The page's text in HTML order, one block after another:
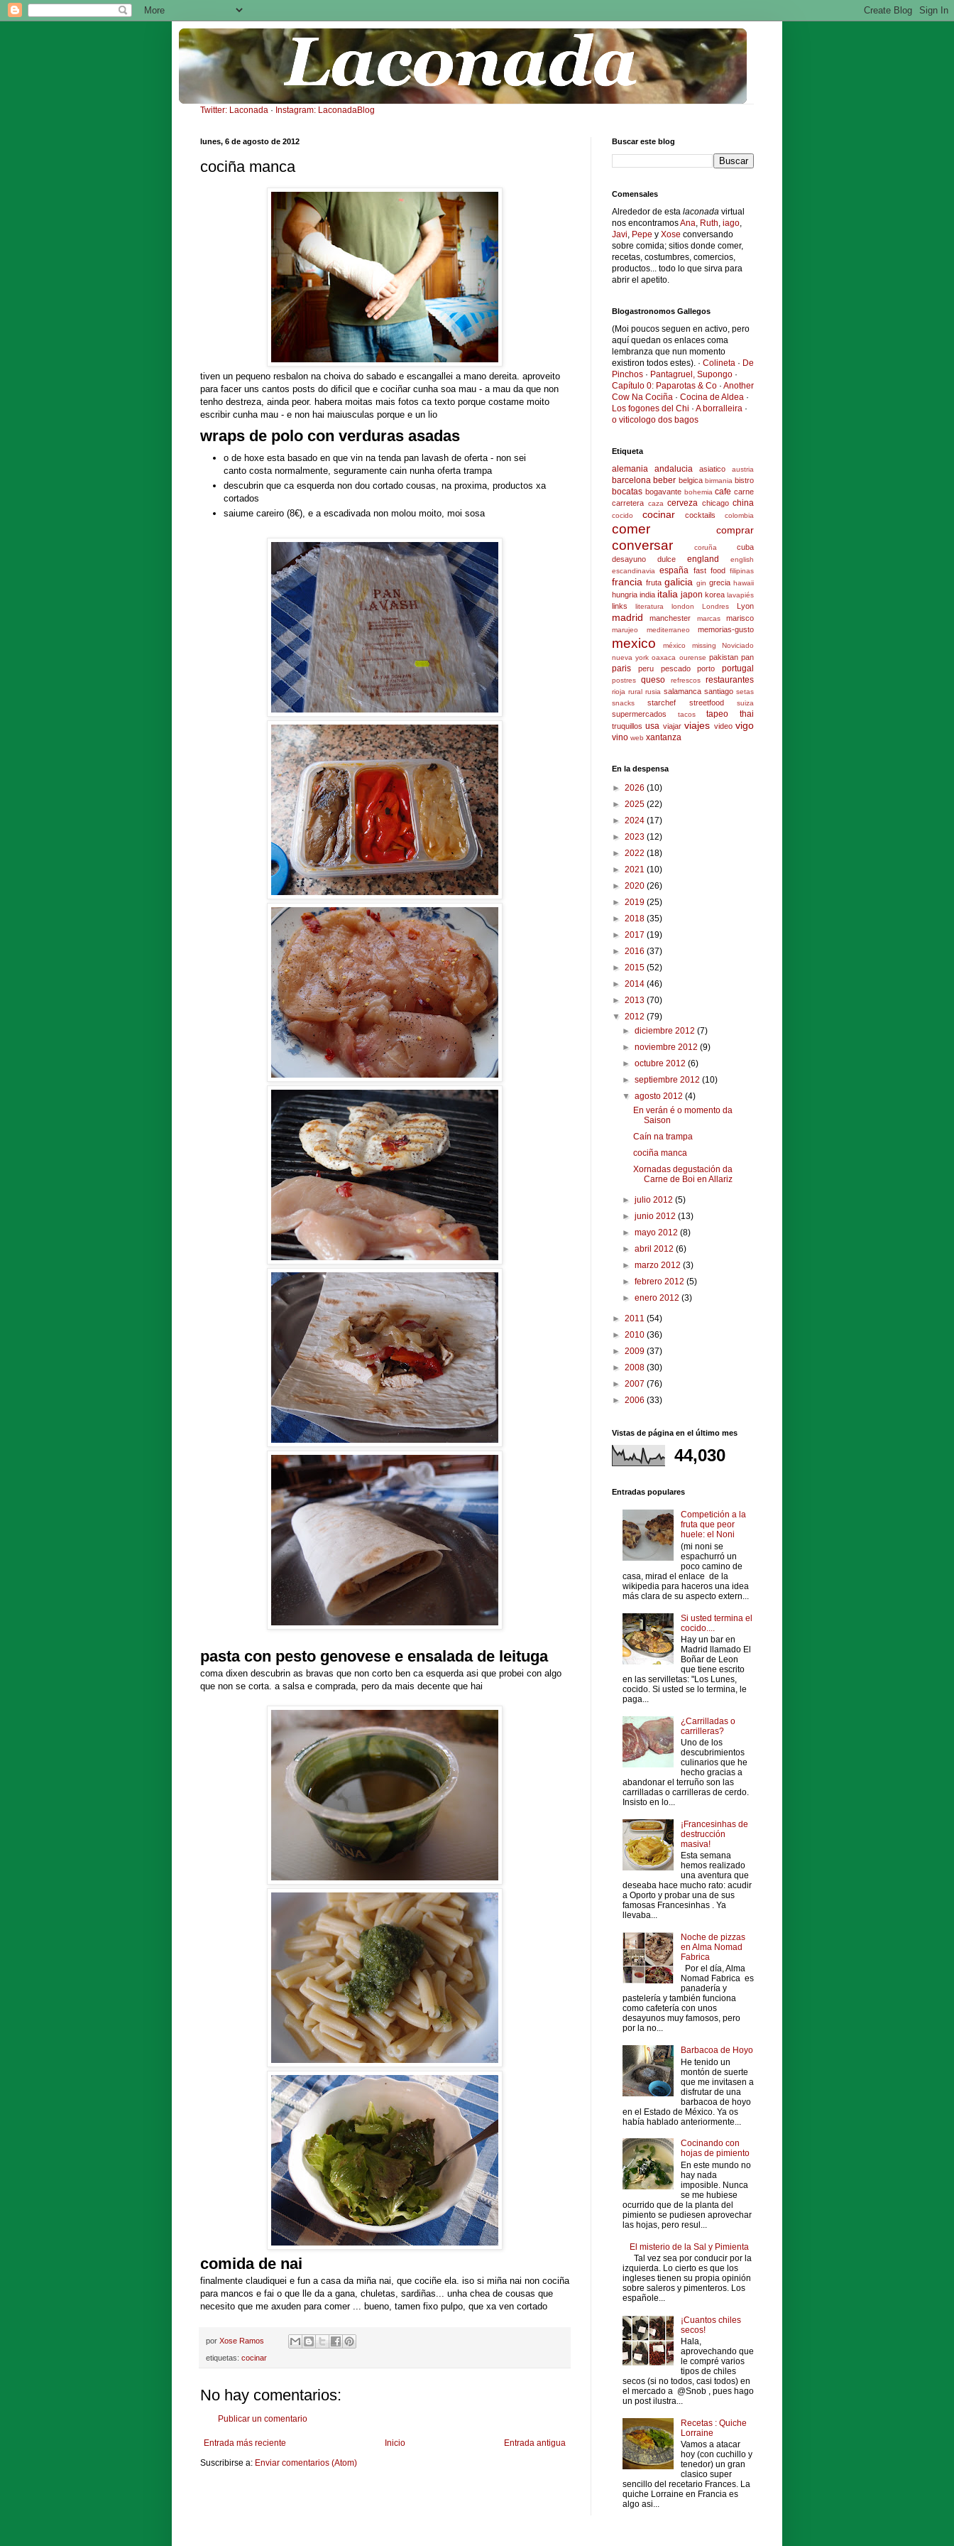
Twitter: Laconada · Instagram: LaconadaBlog
lunes, 6 de agosto de 2012
cociña manca
tiven un pequeno resbalon na choiva do sabado e escangallei a mano dereita. aproveito
para facer uns cantos posts do dificil que e cociñar cunha soa mau - a mau da que non
tenho destreza, ainda peor. habera moitas mais fotos ca texto porque costame moito
escribir cunha mau - e non hai maiusculas porque e un lio
wraps de polo con verduras asadas
o de hoxe esta basado en que vin na tenda pan lavash de oferta - non sei
canto costa normalmente, seguramente cain nunha oferta trampa
descubrin que ca esquerda non dou cortado cousas, na proxima, productos xa
cortados
saiume careiro (8€), e a escadivada non molou moito, moi sosa
pasta con pesto genovese e ensalada de leituga
coma dixen descubrin as bravas que non corto ben ca esquerda asi que probei con algo
que non se corta. a salsa e comprada, pero da mais decente que hai
comida de nai
finalmente claudiquei e fun a casa da miña nai, que cociñe ela. iso si miña nai non cociña
para mancos e fai o que lle da a gana, chuletas, sardiñas... unha chea de cousas que
necesito que me axuden para comer ... bueno, tamen fixo pulpo, que xa ven cortado
por Xose Ramos
etiquetas: cocinar
No hay comentarios:
Publicar un comentario
Entrada más reciente Entrada antigua
Inicio
Suscribirse a: Enviar comentarios (Atom)
Buscar este blog
Comensales
Alrededor de esta laconada virtual
nos encontramosAna, Ruth, iago,
Javi, Pepe y Xose conversando
sobre comida; sitios donde comer,
recetas, costumbres, comercios,
productos... todo lo que sirva para
abrir el apetito.
Blogastronomos Gallegos
(Moi poucos seguen en activo, pero
aquí quedan os enlaces coma
lembranza que nun momento
existiron todos estes). · Colineta · De
Pinchos · Pantagruel, Supongo ·
Capítulo 0: Paparotas & Co · Another
Cow Na Cociña · Cocina de Aldea ·
Los fogones del Chi · A borralleira ·
o viticologo dos bagos
Etiqueta
alemania andalucia asiatico austria
barcelona beber belgica birmania bistro
bocatas bogavante bohemia cafe carne
carretera caza cerveza chicago china
cocido cocinar cocktails colombia
comer comprar
conversar coruña
cuba
desayuno
dulce england
english
escandinavia
españa fast food filipinas
francia fruta galicia gin grecia hawaii
hungria india italia japon korea lavapiés
links literatura london Londres Lyon
madrid manchester marcas marisco
marujeo mediterraneo memorias-gusto
mexico méxico missing
Noviciado
nueva york oaxaca ourense pakistan pan
paris peru pescado porto portugal
postres queso refrescos restaurantes
rioja rural rusia salamanca santiago setas
snacks
starchef streetfood suiza
supermercados tacos tapeo thai
truquillos usa viajar viajes video vigo
vino web xantanza
En la despensa
► 2026 (10)
► 2025 (22)
► 2024 (17)
► 2023 (12)
► 2022 (18)
► 2021 (10)
► 2020 (26)
► 2019 (25)
► 2018 (35)
► 2017 (19)
► 2016 (37)
► 2015 (52)
► 2014 (46)
► 2013 (70)
▼ 2012 (79)
►diciembre 2012(7)
►noviembre 2012(9)
►octubre 2012(6)
►septiembre 2012(10)
▼agosto 2012(4)
En verán é o momento da
Saison
Caín na trampa
cociña manca
Xornadas degustación da
Carne de Boi en Allariz
►julio 2012(5)
►junio 2012(13)
►mayo 2012(8)
►abril 2012(6)
►marzo 2012(3)
►febrero 2012(5)
►enero 2012(3)
► 2011 (54)
► 2010 (36)
► 2009 (37)
► 2008 (30)
► 2007 (76)
► 2006 (33)
Vistas de página en el último mes
44,030
Entradas populares
Competición a la
fruta que peor
huele: el Noni
(mi noni se
espachurró un
poco camino de
casa, mirad el enlace de la
wikipedia para haceros una idea
más clara de su aspecto extern...
Si usted termina el
cocido....
Hay un bar en
Madrid llamado El
Boñar de Leon
que tiene escrito
en las servilletas: "Los Lunes,
cocido. Si usted se lo termina, le
paga...
¿Carrilladas o
carrilleras?
Uno de los
descubrimientos
culinarios que he
hecho gracias a
abandonar el terruño son las
carrilladas o carrilleras de cerdo.
Insisto en lo...
¡Francesinhas de
destrucción
masiva!
Esta semana
hemos realizado
una aventura que
deseaba hace mucho rato: acudir
a Oporto y probar una de sus
famosas Francesinhas . Ya
llevaba...
Noche de pizzas
en Alma Nomad
Fabrica
Por el día, Alma
Nomad Fabrica es
panadería y
pastelería y también funciona
como cafetería con unos
desayunos muy famosos, pero
por la no...
Barbacoa de Hoyo
He tenido un
montón de suerte
que me invitasen a
disfrutar de una
barbacoa de hoyo
en el Estado de México. Ya os
había hablado anteriormente...
Cocinando con
hojas de pimiento
En este mundo no
hay nada
imposible. Nunca
se me hubiese
ocurrido que de la planta del
pimiento se pudiesen aprovechar
las hojas, pero resul...
El misterio de la Sal y Pimienta
Tal vez sea por conducir por la
izquierda. Lo cierto es que los
ingleses tienen su propia opinión
sobre saleros y pimenteros. Los
españole...
¡Cuantos chiles
secos!
Hala,
aprovechando que
le compré varios
tipos de chiles
secos (si no todos, casi todos) en
el mercado a @Snob , pues hago
un post ilustra...
Recetas : Quiche
Lorraine
Vamos a atacar
hoy (con cuchillo y
tenedor) un gran
clasico super
sencillo del recetario Frances. La
quiche Lorraine en Francia es
algo asi...